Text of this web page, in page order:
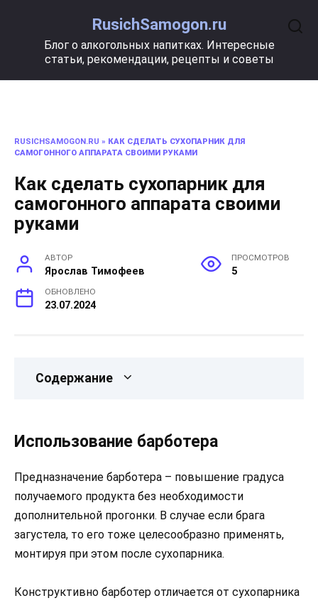
содержанию
RusichSamogon.ru
Блог о алкогольных напитках. Интересные
статьи, рекомендации, рецепты и советы
RUSICHSAMOGON.RU » КАК СДЕЛАТЬ СУХОПАРНИК ДЛЯ
САМОГОННОГО АППАРАТА СВОИМИ РУКАМИ
Как сделать сухопарник для
самогонного аппарата своими
руками
АВТОР
Ярослав Тимофеев
ПРОСМОТРОВ
5
ОБНОВЛЕНО
23.07.2024
Содержание
Использование барботера
Предназначение барботера – повышение градуса
получаемого продукта без необходимости
дополнительной прогонки. В случае если брага
загустела, то его тоже целесообразно применять,
монтируя при этом после сухопарника.
Конструктивно барботер отличается от сухопарника